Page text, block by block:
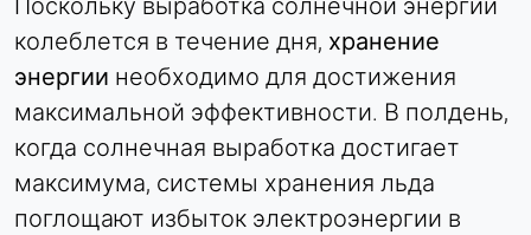
Поскольку выработка солнечной энергии
колеблется в течение дня, хранение
энергии необходимо для достижения
максимальной эффективности. В полдень,
когда солнечная выработка достигает
максимума, системы хранения льда
поглощают избыток электроэнергии в